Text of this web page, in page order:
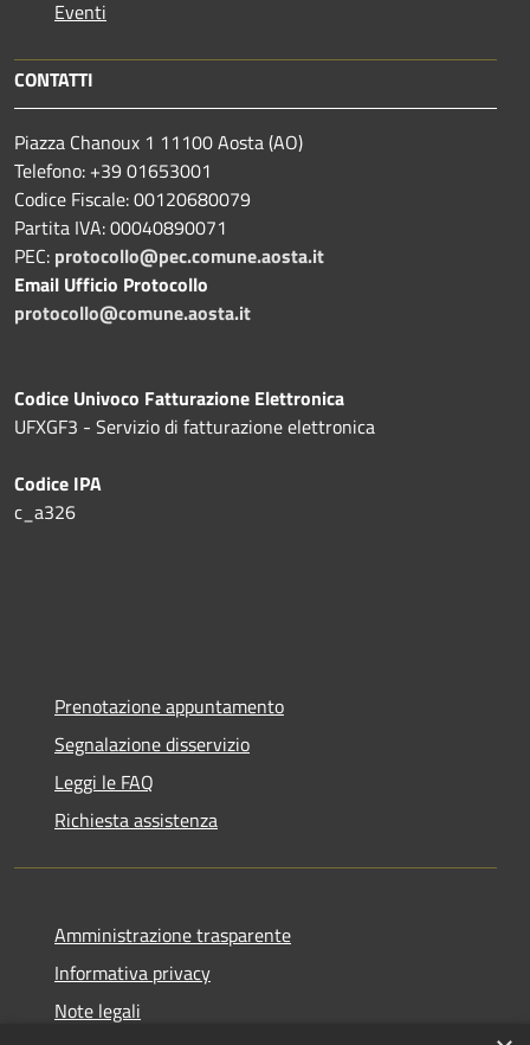
Eventi
CONTATTI
Piazza Chanoux 1 11100 Aosta (AO)
Telefono: +39 01653001
Codice Fiscale: 00120680079
Partita IVA: 00040890071
PEC: protocollo@pec.comune.aosta.it
Email Ufficio Protocollo
protocollo@comune.aosta.it
Codice Univoco Fatturazione Elettronica
UFXGF3 - Servizio di fatturazione elettronica
Codice IPA
c_a326
Prenotazione appuntamento
Segnalazione disservizio
Leggi le FAQ
Richiesta assistenza
Amministrazione trasparente
Informativa privacy
Note legali